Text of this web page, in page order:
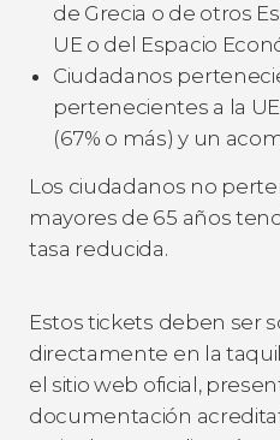
de Grecia o de otros
UE o del Espacio
Ciudadanos
pertenecientes a la
(67% o más) y un
Los ciudadanos no
mayores de 65 años
tasa reducida.
Estos tickets deben ser
directamente en la
el sitio web oficial,
documentación